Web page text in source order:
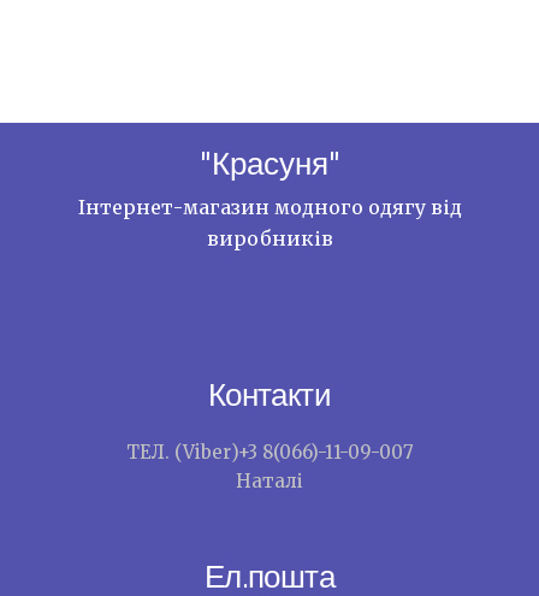
"Красуня"
Інтернет-магазин модного одягу від
виробників
Контакти
ТЕЛ. (Viber)+3 8(066)-11-09-007
Наталі
Ел.пошта